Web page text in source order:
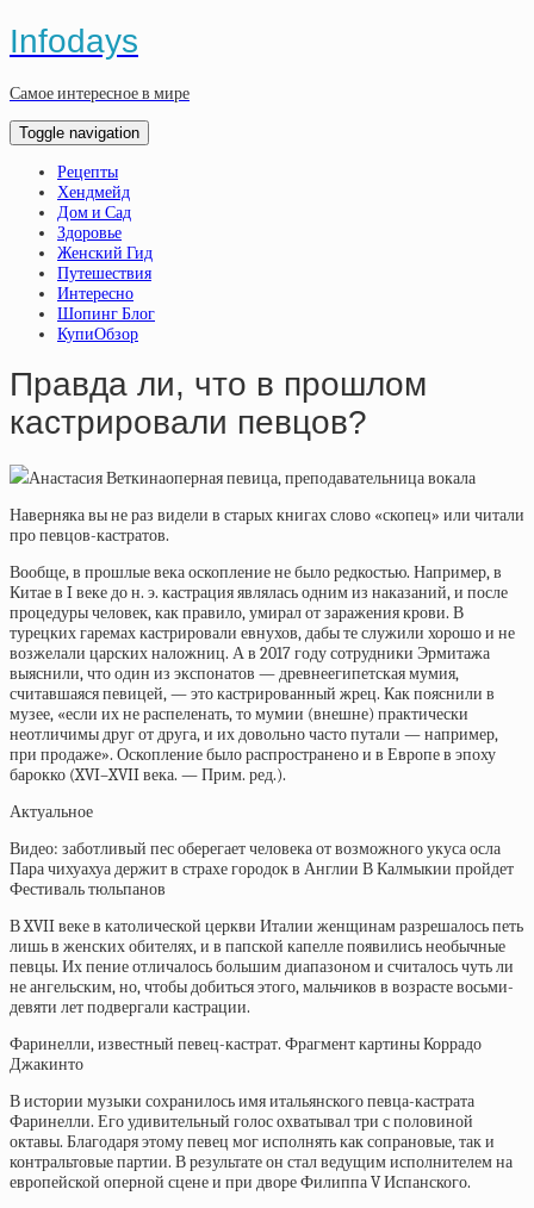
Infodays
Самое интересное в мире
Toggle navigation
Рецепты
Хендмейд
Дом и Сад
Здоровье
Женский Гид
Путешествия
Интересно
Шопинг Блог
КупиОбзор
Правда ли, что в прошлом
кастрировали певцов?
Анастасия Веткинаоперная певица, преподавательница вокала
Наверняка вы не раз видели в старых книгах слово «скопец» или читали
про певцов-кастратов.
Вообще, в прошлые века оскопление не было редкостью. Например, в
Китае в I веке до н. э. кастрация являлась одним из наказаний, и после
процедуры человек, как правило, умирал от заражения крови. В
турецких гаремах кастрировали евнухов, дабы те служили хорошо и не
возжелали царских наложниц. А в 2017 году сотрудники Эрмитажа
выяснили, что один из экспонатов — древнеегипетская мумия,
считавшаяся певицей, — это кастрированный жрец. Как пояснили в
музее, «если их не распеленать, то мумии (внешне) практически
неотличимы друг от друга, и их довольно часто путали — например,
при продаже». Оскопление было распространено и в Европе в эпоху
барокко (XVI–XVII века. — Прим. ред.).
Актуальное
Видео: заботливый пес оберегает человека от возможного укуса осла
Пара чихуахуа держит в страхе городок в Англии В Калмыкии пройдет
Фестиваль тюльпанов
В XVII веке в католической церкви Италии женщинам разрешалось петь
лишь в женских обителях, и в папской капелле появились необычные
певцы. Их пение отличалось большим диапазоном и считалось чуть ли
не ангельским, но, чтобы добиться этого, мальчиков в возрасте восьми-
девяти лет подвергали кастрации.
Фаринелли, известный певец-кастрат. Фрагмент картины Коррадо
Джакинто
В истории музыки сохранилось имя итальянского певца-кастрата
Фаринелли. Его удивительный голос охватывал три с половиной
октавы. Благодаря этому певец мог исполнять как сопрановые, так и
контральтовые партии. В результате он стал ведущим исполнителем на
европейской оперной сцене и при дворе Филиппа V Испанского.